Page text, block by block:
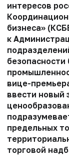
интересов
бизнеса»
к
вице-
ввести новый
предельных
торговой